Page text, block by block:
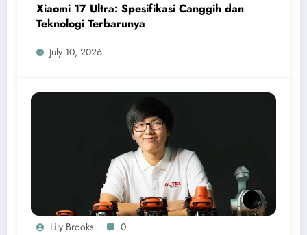
Xiaomi 17 Ultra: Spesifikasi Canggih dan
Teknologi Terbarunya
July 10, 2026
Lily Brooks 0